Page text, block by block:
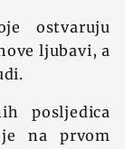
ostvaruju
ljubavi, a
posljedica
na prvom